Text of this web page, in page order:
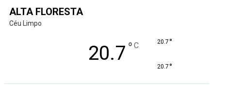
ALTA FLORESTA
Céu Limpo
20.7 ° C 20.7 °
20.7 °